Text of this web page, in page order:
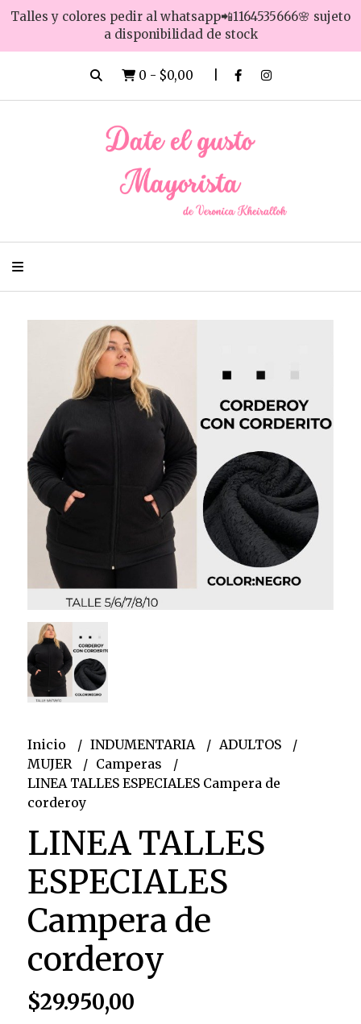
Talles y colores pedir al whatsapp📲1164535666🌸 sujeto
a disponibilidad de stock
0 - $0,00
Inicio INDUMENTARIA
ADULTOS
MUJER
Camperas
LINEA TALLES ESPECIALES Campera de
corderoy
LINEA TALLES
ESPECIALES
Campera de
corderoy
$29.950,00